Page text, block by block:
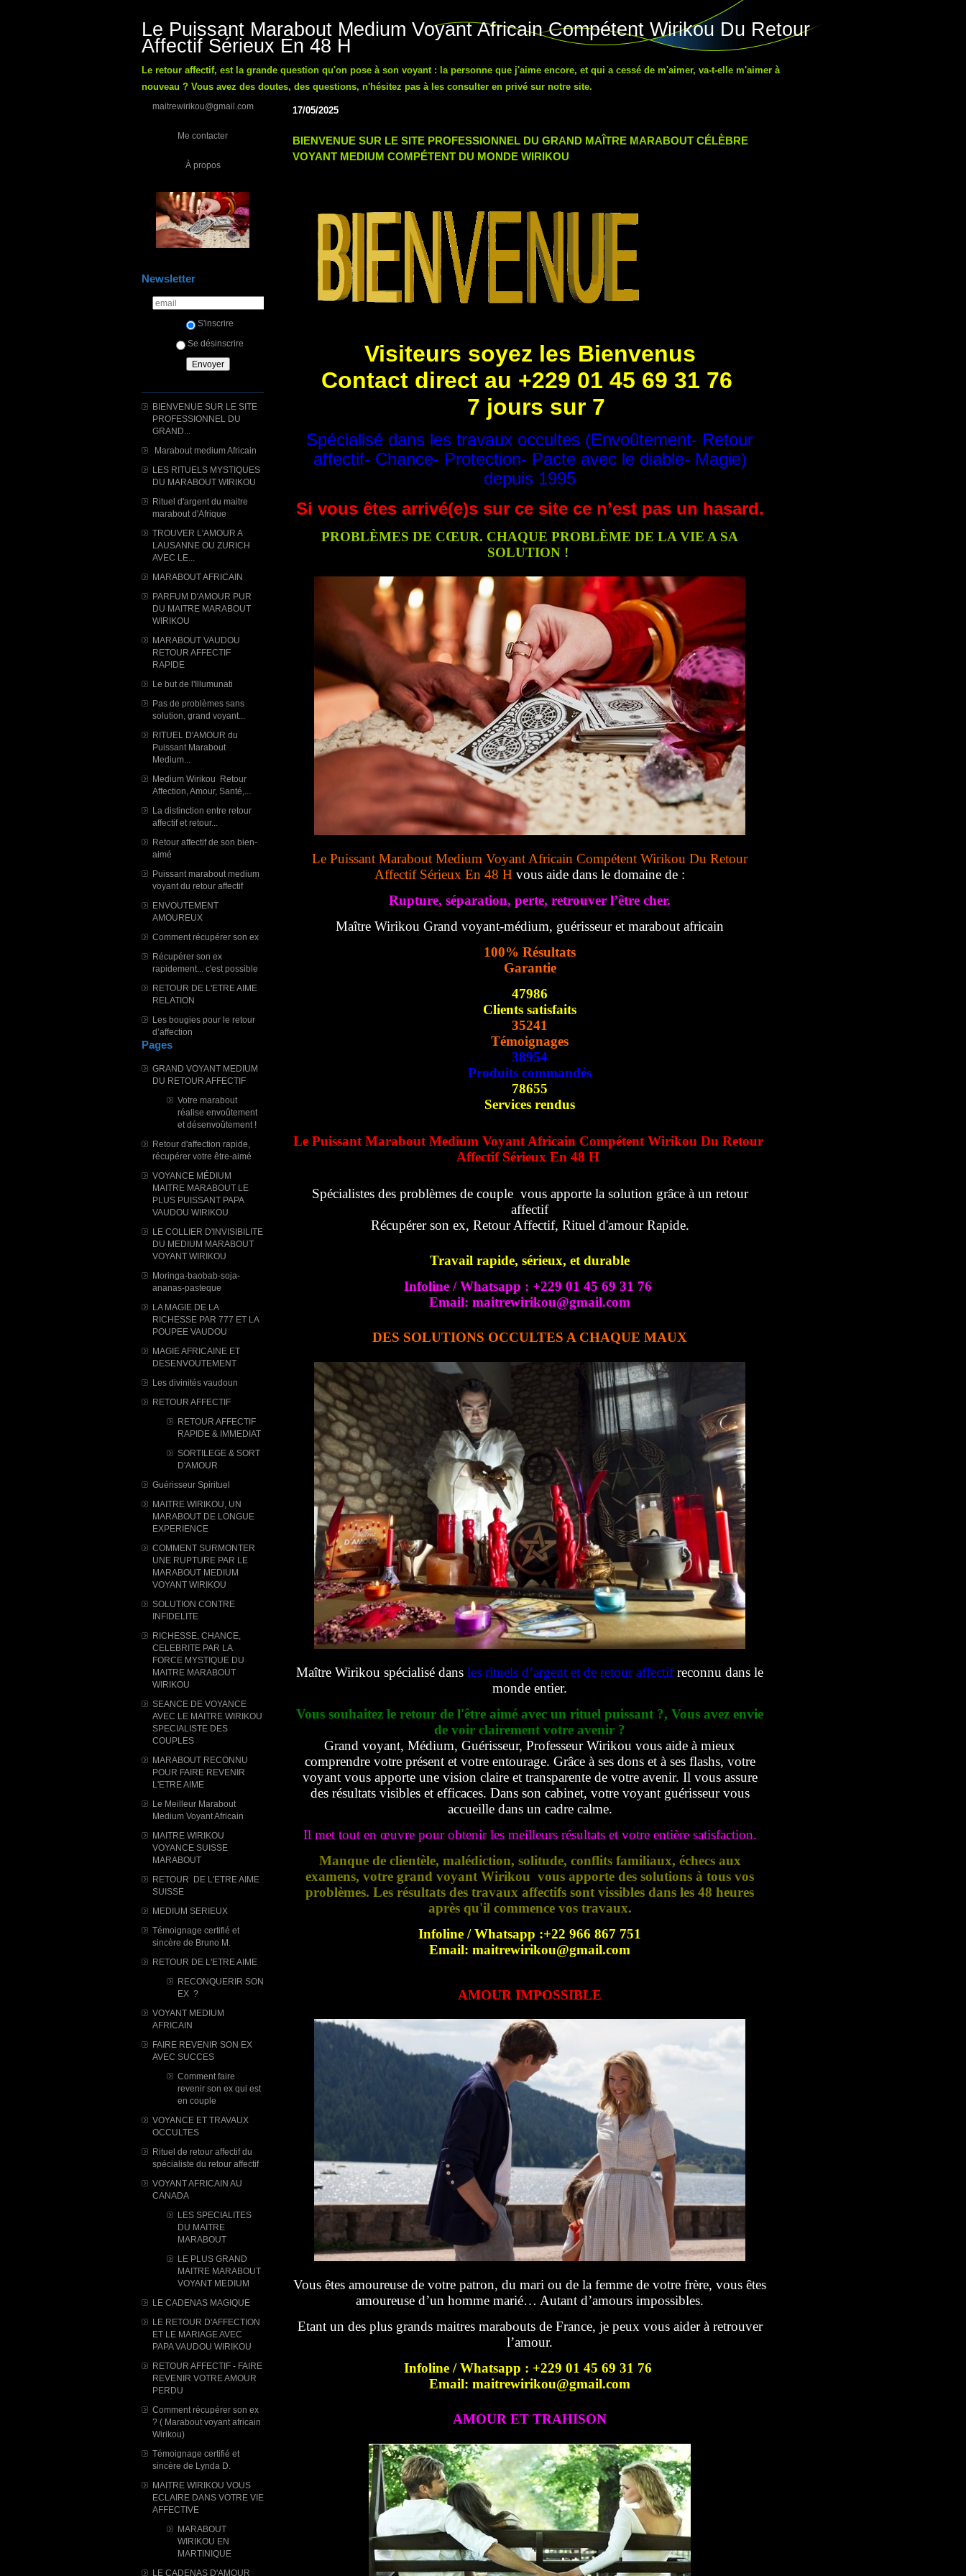
Le Puissant Marabout Medium Voyant Africain Compétent Wirikou Du Retour
Affectif Sérieux En 48 H
Le retour affectif, est la grande question qu'on pose à son voyant : la personne que j'aime encore, et qui a cessé de m'aimer, va-t-elle m'aimer à
nouveau ? Vous avez des doutes, des questions, n'hésitez pas à les consulter en privé sur notre site.
maitrewirikou@gmail.com
Me contacter
À propos
Newsletter
S'inscrire
Se désinscrire
BIENVENUE SUR LE SITE
PROFESSIONNEL DU
GRAND...
Marabout medium Africain
LES RITUELS MYSTIQUES
DU MARABOUT WIRIKOU
Rituel d'argent du maitre
marabout d'Afrique
TROUVER L'AMOUR A
LAUSANNE OU ZURICH
AVEC LE...
MARABOUT AFRICAIN
PARFUM D'AMOUR PUR
DU MAITRE MARABOUT
WIRIKOU
MARABOUT VAUDOU
RETOUR AFFECTIF
RAPIDE
Le but de l'Illumunati
Pas de problèmes sans
solution, grand voyant...
RITUEL D'AMOUR du
Puissant Marabout
Medium...
Medium Wirikou Retour
Affection, Amour, Santé,...
La distinction entre retour
affectif et retour...
Retour affectif de son bien-
aimé
Puissant marabout medium
voyant du retour affectif
ENVOUTEMENT
AMOUREUX
Comment récupérer son ex
Récupérer son ex
rapidement... c'est possible
RETOUR DE L'ETRE AIME
RELATION
Les bougies pour le retour
d’affection
Pages
GRAND VOYANT MEDIUM
DU RETOUR AFFECTIF
Votre marabout
réalise envoûtement
et désenvoûtement !
Retour d'affection rapide,
récupérer votre être-aimé
VOYANCE MÉDIUM
MAITRE MARABOUT LE
PLUS PUISSANT PAPA
VAUDOU WIRIKOU
LE COLLIER D'INVISIBILITE
DU MEDIUM MARABOUT
VOYANT WIRIKOU
Moringa-baobab-soja-
ananas-pasteque
LA MAGIE DE LA
RICHESSE PAR 777 ET LA
POUPEE VAUDOU
MAGIE AFRICAINE ET
DESENVOUTEMENT
Les divinités vaudoun
RETOUR AFFECTIF
RETOUR AFFECTIF
RAPIDE & IMMEDIAT
SORTILEGE & SORT
D'AMOUR
Guérisseur Spirituel
MAITRE WIRIKOU, UN
MARABOUT DE LONGUE
EXPERIENCE
COMMENT SURMONTER
UNE RUPTURE PAR LE
MARABOUT MEDIUM
VOYANT WIRIKOU
SOLUTION CONTRE
INFIDELITE
RICHESSE, CHANCE,
CELEBRITE PAR LA
FORCE MYSTIQUE DU
MAITRE MARABOUT
WIRIKOU
SEANCE DE VOYANCE
AVEC LE MAITRE WIRIKOU
SPECIALISTE DES
COUPLES
MARABOUT RECONNU
POUR FAIRE REVENIR
L'ETRE AIME
Le Meilleur Marabout
Medium Voyant Africain
MAITRE WIRIKOU
VOYANCE SUISSE
MARABOUT
RETOUR DE L'ETRE AIME
SUISSE
MEDIUM SERIEUX
Témoignage certifié et
sincère de Bruno M.
RETOUR DE L'ETRE AIME
RECONQUERIR SON
EX ?
VOYANT MEDIUM
AFRICAIN
FAIRE REVENIR SON EX
AVEC SUCCES
Comment faire
revenir son ex qui est
en couple
VOYANCE ET TRAVAUX
OCCULTES
Rituel de retour affectif du
spécialiste du retour affectif
VOYANT AFRICAIN AU
CANADA
LES SPECIALITES
DU MAITRE
MARABOUT
LE PLUS GRAND
MAITRE MARABOUT
VOYANT MEDIUM
LE CADENAS MAGIQUE
LE RETOUR D'AFFECTION
ET LE MARIAGE AVEC
PAPA VAUDOU WIRIKOU
RETOUR AFFECTIF - FAIRE
REVENIR VOTRE AMOUR
PERDU
Comment récupérer son ex
? ( Marabout voyant africain
Wirikou)
Témoignage certifié et
sincère de Lynda D.
MAITRE WIRIKOU VOUS
ECLAIRE DANS VOTRE VIE
AFFECTIVE
MARABOUT
WIRIKOU ​EN
MARTINIQUE
LE CADENAS D'AMOUR
17/05/2025
BIENVENUE SUR LE SITE PROFESSIONNEL DU GRAND MAÎTRE MARABOUT CÉLÈBRE
VOYANT MEDIUM COMPÉTENT DU MONDE WIRIKOU
Visiteurs soyez les Bienvenus
Contact direct au +229 01 45 69 31 76
7 jours sur 7
Spécialisé dans les travaux occultes (Envoûtement- Retour
affectif- Chance- Protection- Pacte avec le diable- Magie)
depuis 1995
Si vous êtes arrivé(e)s sur ce site ce n’est pas un hasard.
PROBLÈMES DE CŒUR. CHAQUE PROBLÈME DE LA VIE A SA
SOLUTION !
Le Puissant Marabout Medium Voyant Africain Compétent Wirikou Du Retour
Affectif Sérieux En 48 H vous aide dans le domaine de :
Rupture, séparation, perte, retrouver l’être cher.
Maître Wirikou Grand voyant-médium, guérisseur et marabout africain
100% Résultats
Garantie
47986
Clients satisfaits
35241
Témoignages
38954
Produits commandés
78655
Services rendus
Le Puissant Marabout Medium Voyant Africain Compétent Wirikou Du Retour
Affectif Sérieux En 48 H
Spécialistes des problèmes de couple vous apporte la solution grâce à un retour
affectif
Récupérer son ex, Retour Affectif, Rituel d'amour Rapide.
Travail rapide, sérieux, et durable
Infoline / Whatsapp : +229 01 45 69 31 76
Email: maitrewirikou@gmail.com
DES SOLUTIONS OCCULTES A CHAQUE MAUX
Maître Wirikou spécialisé dans les rituels d’argent et de retour affectif reconnu dans le
monde entier.
Vous souhaitez le retour de l'être aimé avec un rituel puissant ?, Vous avez envie
de voir clairement votre avenir ?
Grand voyant, Médium, Guérisseur, Professeur Wirikou vous aide à mieux
comprendre votre présent et votre entourage. Grâce à ses dons et à ses flashs, votre
voyant vous apporte une vision claire et transparente de votre avenir. Il vous assure
des résultats visibles et efficaces. Dans son cabinet, votre voyant guérisseur vous
accueille dans un cadre calme.
Il met tout en œuvre pour obtenir les meilleurs résultats et votre entière satisfaction.
Manque de clientèle, malédiction, solitude, conflits familiaux, échecs aux
examens, votre grand voyant Wirikou vous apporte des solutions à tous vos
problèmes. Les résultats des travaux affectifs sont vissibles dans les 48 heures
après qu'il commence vos travaux.
Infoline / Whatsapp :+22 966 867 751
Email: maitrewirikou@gmail.com
AMOUR IMPOSSIBLE
Vous êtes amoureuse de votre patron, du mari ou de la femme de votre frère, vous êtes
amoureuse d’un homme marié… Autant d’amours impossibles.
Etant un des plus grands maitres marabouts de France, je peux vous aider à retrouver
l’amour.
Infoline / Whatsapp : +229 01 45 69 31 76
Email: maitrewirikou@gmail.com
AMOUR ET TRAHISON